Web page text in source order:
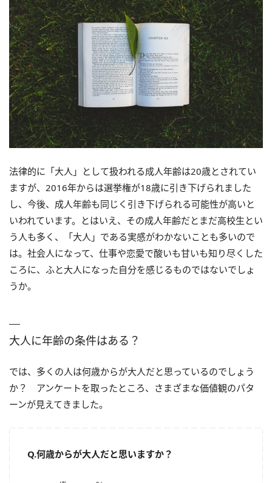
法律的に「大人」として扱われる成人年齢は20歳とされてい
ますが、2016年からは選挙権が18歳に引き下げられました
し、今後、成人年齢も同じく引き下げられる可能性が高いと
いわれています。とはいえ、その成人年齢だとまだ高校生とい
う人も多く、「大人」である実感がわかないことも多いので
は。社会人になって、仕事や恋愛で酸いも甘いも知り尽くした
ころに、ふと大人になった自分を感じるものではないでしょ
うか。
大人に年齢の条件はある？
では、多くの人は何歳からが大人だと思っているのでしょう
か？ アンケートを取ったところ、さまざまな価値観のパタ
ーンが見えてきました。
Q.何歳からが大人だと思いますか？